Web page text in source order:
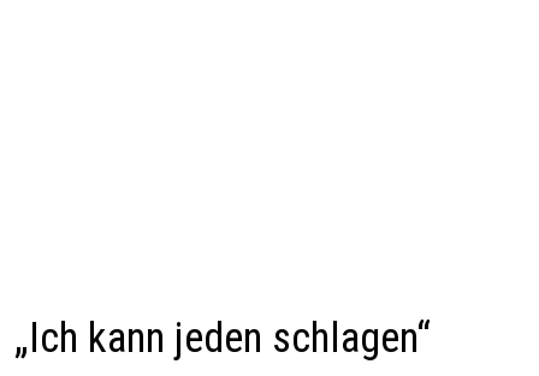
„Ich kann jeden schlagen“